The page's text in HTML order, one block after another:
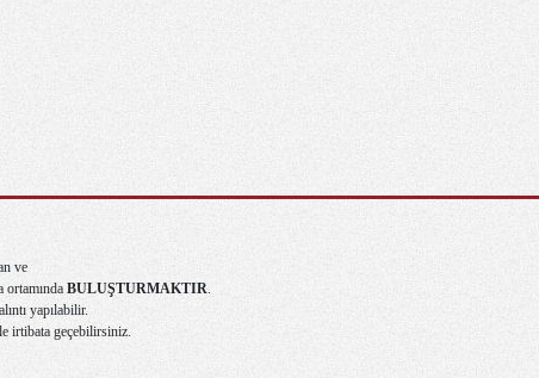
ve
ortamında BULUŞTURMAKTIR.
yapılabilir.
irtibata geçebilirsiniz.